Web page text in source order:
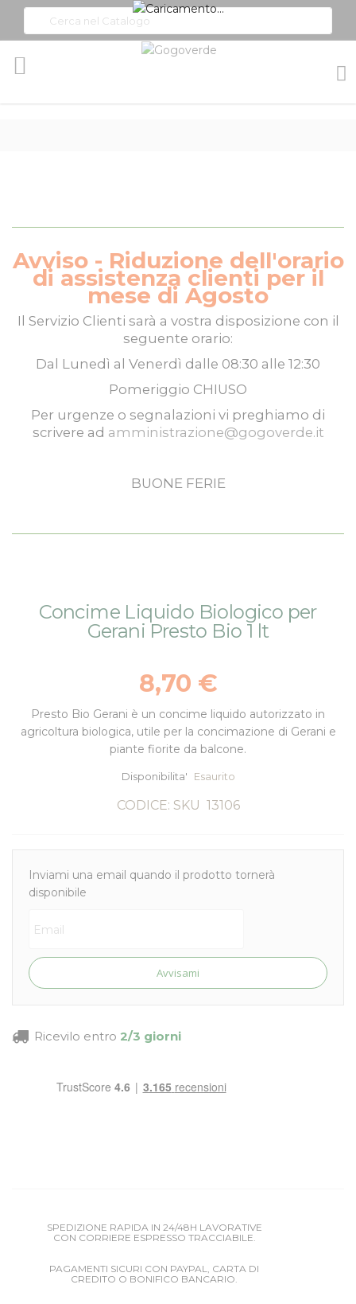
Avviso - Riduzione dell'orario
di assistenza clienti per il
mese di Agosto
Il Servizio Clienti sarà a vostra disposizione con il
seguente orario:
Dal Lunedì al Venerdì dalle 08:30 alle 12:30
Pomeriggio CHIUSO
Per urgenze o segnalazioni vi preghiamo di
scrivere ad amministrazione@gogoverde.it
BUONE FERIE
all'inizioConcime Liquido Biologico per
Gerani Presto Bio 1 lt
8,70 €
Presto Bio Gerani è un concime liquido autorizzato in
agricoltura biologica, utile per la concimazione di Gerani e
piante fiorite da balcone.
Disponibilita' Esaurito
CODICE: SKU 13106
Inviami una email quando il prodotto tornerà
disponibile
Avvisami
Ricevilo entro 2/3 giorni
SPEDIZIONE RAPIDA IN 24/48H LAVORATIVE
CON CORRIERE ESPRESSO TRACCIABILE.
PAGAMENTI SICURI CON PAYPAL, CARTA DI
CREDITO O BONIFICO BANCARIO.